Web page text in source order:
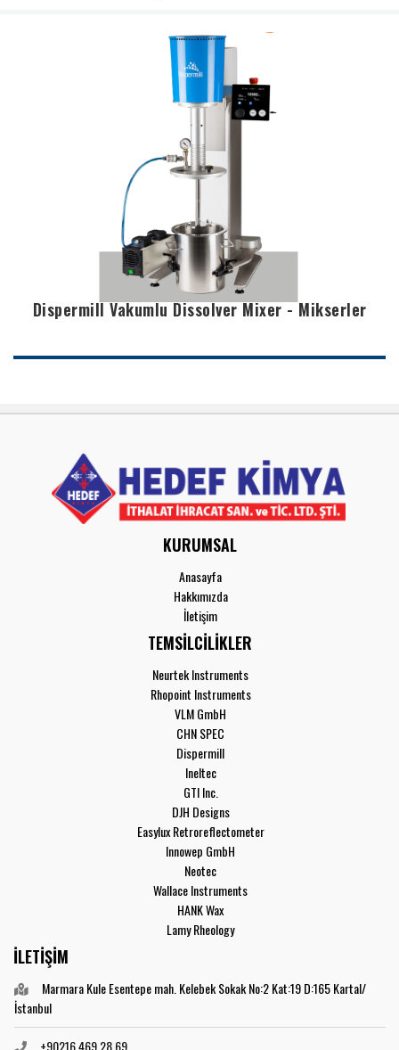
Dispermill Vakumlu Dissolver Mixer - Mikserler
KURUMSAL
Anasayfa
Hakkımızda
İletişim
TEMSİLCİLİKLER
Neurtek Instruments
Rhopoint Instruments
VLM GmbH
CHN SPEC
Dispermill
Ineltec
GTI Inc.
DJH Designs
Easylux Retroreflectometer
Innowep GmbH
Neotec
Wallace Instruments
HANK Wax
Lamy Rheology
İLETİŞİM
Marmara Kule Esentepe mah. Kelebek Sokak No:2 Kat:19 D:165 Kartal/
İstanbul
+90216 469 28 69